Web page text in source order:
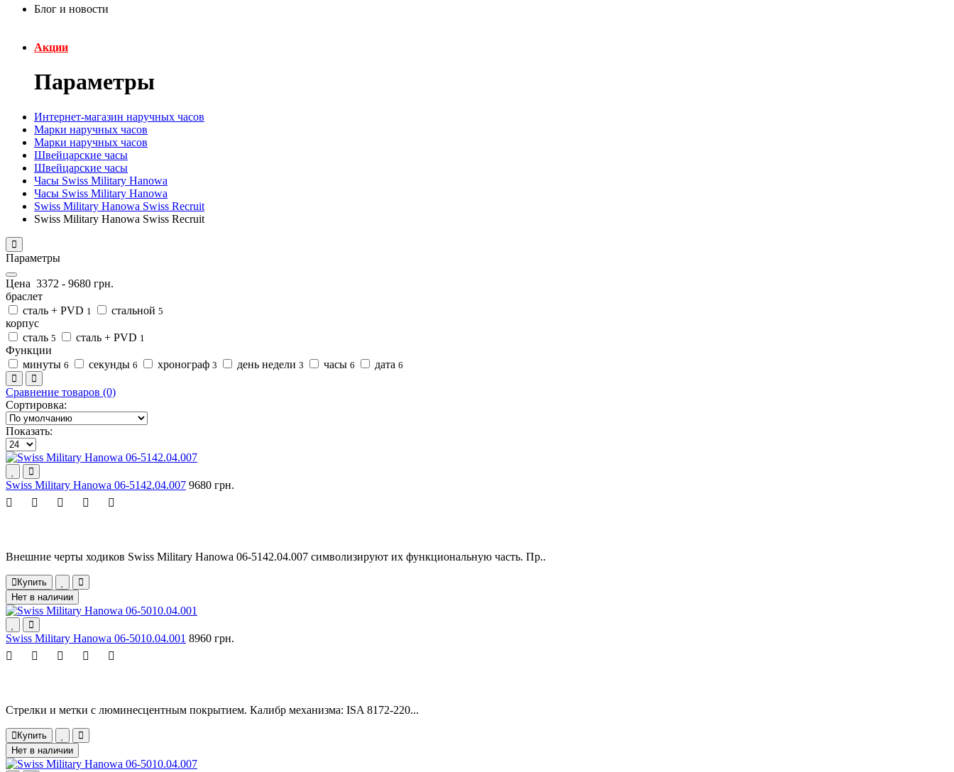
Блог и новости
Акции
Параметры
Интернет-магазин наручных часов
Марки наручных часов
Марки наручных часов
Швейцарские часы
Швейцарские часы
Часы Swiss Military Hanowa
Часы Swiss Military Hanowa
Swiss Military Hanowa Swiss Recruit
Swiss Military Hanowa Swiss Recruit
Параметры
Цена 3372 - 9680 грн.
браслет
сталь + PVD 1 стальной 5
корпус
сталь 5 сталь + PVD 1
Функции
минуты 6 секунды 6 хронограф 3 день недели 3 часы 6 дата 6
Сравнение товаров (0)
Сортировка:
Показать:
Swiss Military Hanowa 06-5142.04.007 9680 грн.
Внешние черты ходиков Swiss Military Hanowa 06-5142.04.007 символизируют их функциональную часть. Пр..
Купить
Нет в наличии
Swiss Military Hanowa 06-5010.04.001 8960 грн.
Стрелки и метки с люминесцентным покрытием. Калибр механизма: ISA 8172-220...
Купить
Нет в наличии